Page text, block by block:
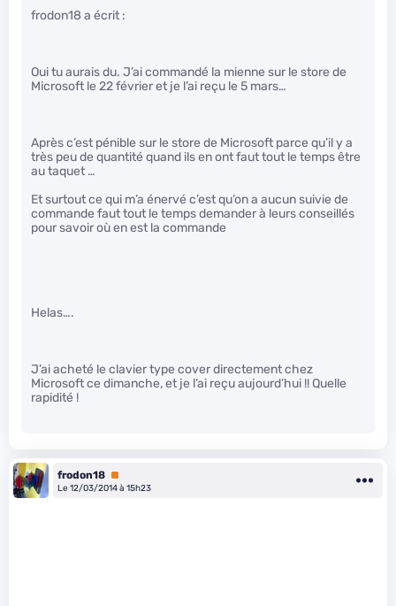
frodon18 a écrit :
Oui tu aurais du. J’ai commandé la mienne sur le store de
Microsoft le 22 février et je l’ai reçu le 5 mars…
Après c’est pénible sur le store de Microsoft parce qu’il y a
très peu de quantité quand ils en ont faut tout le temps être
au taquet …
Et surtout ce qui m’a énervé c’est qu’on a aucun suivie de
commande faut tout le temps demander à leurs conseillés
pour savoir où en est la commande
Helas….
J’ai acheté le clavier type cover directement chez
Microsoft ce dimanche, et je l’ai reçu aujourd’hui !! Quelle
rapidité !
frodon18 Premium
Le 12/03/2014 à 15h23